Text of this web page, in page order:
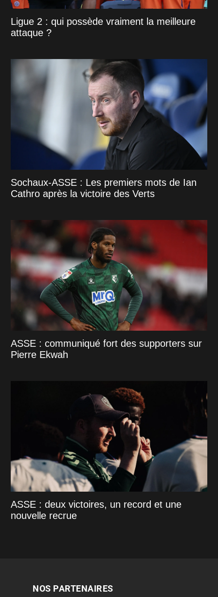
Ligue 2 : qui possède vraiment la meilleure
attaque ?
Sochaux-ASSE : Les premiers mots de Ian
Cathro après la victoire des Verts
ASSE : communiqué fort des supporters sur
Pierre Ekwah
ASSE : deux victoires, un record et une
nouvelle recrue
NOS PARTENAIRES